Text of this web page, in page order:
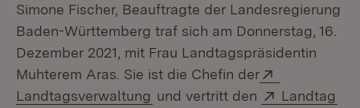
Simone Fischer, Beauftragte der Landesregierung
Baden-Württemberg traf sich am Donnerstag, 16.
Dezember 2021, mit Frau Landtagspräsidentin
Muhterem Aras. Sie ist die Chefin der
Landtagsverwaltung (Öffnet in neuem Fenster)
und vertritt den Extern:
Landtag